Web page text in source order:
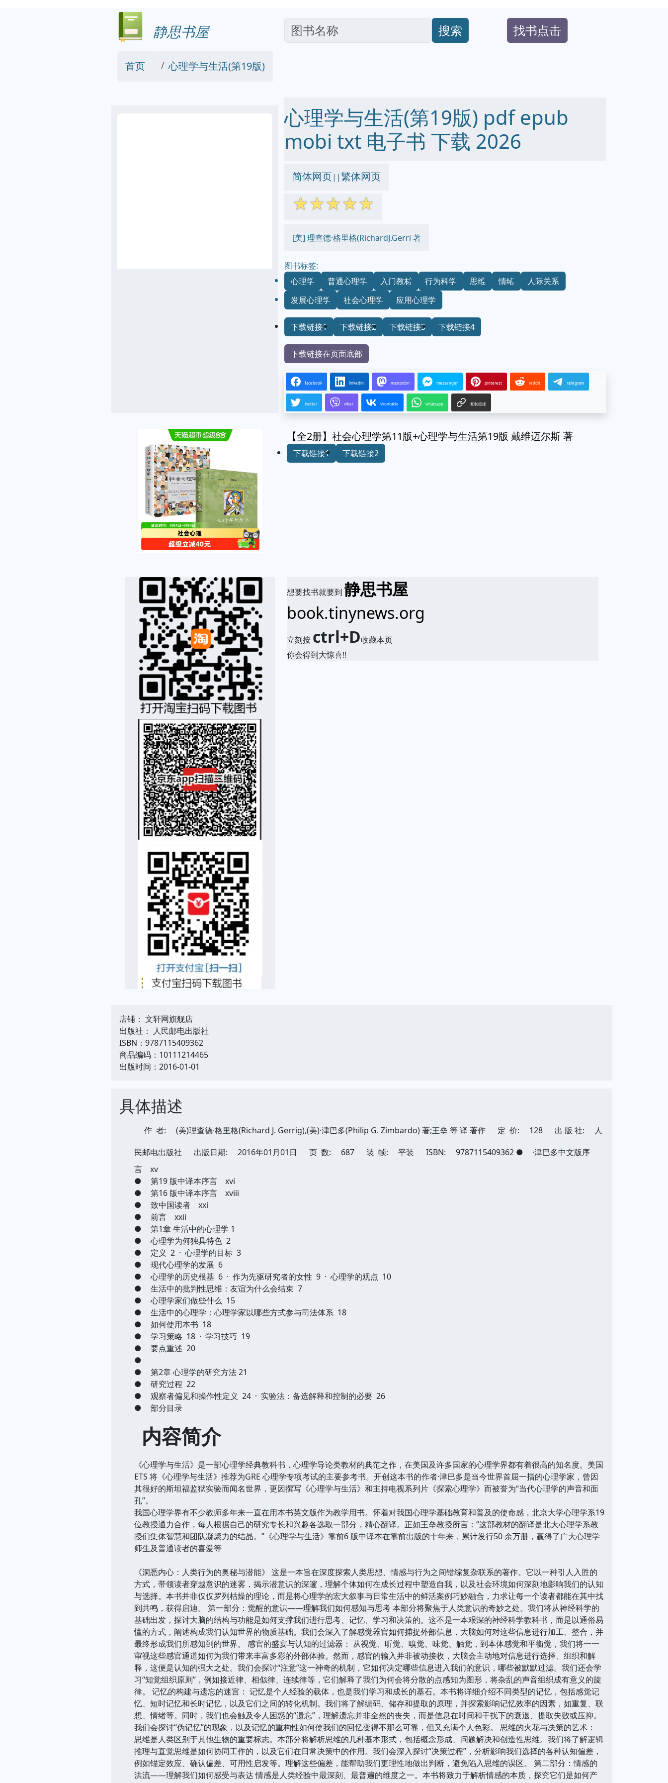
静思书屋 搜索 找书点击
首页 心理学与生活(第19版)
心理学与生活(第19版) pdf epub
mobi txt 电子书 下载 2026
简体网页||繁体网页
☆☆☆☆☆
[美] 理查德·格里格(RichardJ.Gerri 著
图书标签:
心理学
普通心理学 入门教材 行为科学 思维 情绪
人际关系
发展心理学
社会心理学 应用心理学
下载链接1 下载链接2 下载链接3 下载链接4
下载链接在页面底部
facebook linkedin mastodon messenger pinterest reddit telegram
twitter viber vkontakte whatsapp 复制链接
【全2册】社会心理学第11版+心理学与生活第19版 戴维迈尔斯 著
下载链接1 下载链接2
想要找书就要到静思书屋
book.tinynews.org
立刻按 ctrl+D收藏本页
你会得到大惊喜!!
店铺： 文轩网旗舰店
出版社： 人民邮电出版社
ISBN：9787115409362
商品编码：10111214465
出版时间：2016-01-01
具体描述
作 者: (美)理查德·格里格(Richard J. Gerrig),(美)·津巴多(Philip G. Zimbardo) 著;王垒 等 译 著作 定 价: 128 出 版 社:
人
民邮电出版社
出版日期: 2016年01月01日 页 数: 687 装 帧: 平装 ISBN: 9787115409362 ●
·津巴多中文版序
言 xv
●
第19 版中译本序言 xvi
●
第16 版中译本序言 xviii
●
致中国读者 xxi
●
前言 xxii
●
第1章 生活中的心理学 1
●
心理学为何独具特色 2
●
定义 2 · 心理学的目标 3
●
现代心理学的发展 6
●
心理学的历史根基 6 · 作为先驱研究者的女性 9 · 心理学的观点 10
●
生活中的批判性思维：友谊为什么会结束 7
●
心理学家们做些什么 15
●
生活中的心理学：心理学家以哪些方式参与司法体系 18
●
如何使用本书 18
●
学习策略 18 · 学习技巧 19
●
要点重述 20
●
●
第2章 心理学的研究方法 21
●
研究过程 22
●
观察者偏见和操作性定义 24 · 实验法：备选解释和控制的必要 26
●
部分目录
内容简介
《心理学与生活》是一部心理学经典教科书，心理学导论类教材的典范之作，在美国及许多国家的心理学界都有着很高的知名度。美国
ETS 将《心理学与生活》推荐为GRE 心理学专项考试的主要参考书。开创这本书的作者·津巴多是当今世界首屈一指的心理学家，曾因
其很好的斯坦福监狱实验而闻名世界，更因撰写《心理学与生活》和主持电视系列片《探索心理学》而被誉为“当代心理学的声音和面
孔”。
我国心理学界有不少教师多年来一直在用本书英文版作为教学用书。怀着对我国心理学基础教育和普及的使命感，北京大学心理学系19
位教授通力合作，每人根据自己的研究专长和兴趣各选取一部分，精心翻译。正如王垒教授所言：“这部教材的翻译是北大心理学系教
授们集体智慧和团队凝聚力的结晶。”《心理学与生活》靠前6 版中译本在靠前出版的十年来，累计发行50 余万册，赢得了广大心理学
师生及普通读者的喜爱等
《洞悉内心：人类行为的奥秘与潜能》 这是一本旨在深度探索人类思想、情感与行为之间错综复杂联系的著作。它以一种引人入胜的
方式，带领读者穿越意识的迷雾，揭示潜意识的深邃，理解个体如何在成长过程中塑造自我，以及社会环境如何深刻地影响我们的认知
与选择。本书并非仅仅罗列枯燥的理论，而是将心理学的宏大叙事与日常生活中的鲜活案例巧妙融合，力求让每一个读者都能在其中找
到共鸣，获得启迪。 第一部分：觉醒的意识——理解我们如何感知与思考 本部分将聚焦于人类意识的奇妙之处。我们将从神经科学的
基础出发，探讨大脑的结构与功能是如何支撑我们进行思考、记忆、学习和决策的。这不是一本艰深的神经科学教科书，而是以通俗易
懂的方式，阐述构成我们认知世界的物质基础。我们会深入了解感觉器官如何捕捉外部信息，大脑如何对这些信息进行加工、整合，并
最终形成我们所感知到的世界。 感官的盛宴与认知的过滤器： 从视觉、听觉、嗅觉、味觉、触觉，到本体感觉和平衡觉，我们将一一
审视这些感官通道如何为我们带来丰富多彩的外部体验。然而，感官的输入并非被动接收，大脑会主动地对信息进行选择、组织和解
释，这便是认知的强大之处。我们会探讨“注意”这一神奇的机制，它如何决定哪些信息进入我们的意识，哪些被默默过滤。我们还会学
习“知觉组织原则”，例如接近律、相似律、连续律等，它们解释了我们为何会将分散的点感知为图形，将杂乱的声音组织成有意义的旋
律。 记忆的构建与遗忘的迷宫： 记忆是个人经验的载体，也是我们学习和成长的基石。本书将详细介绍不同类型的记忆，包括感觉记
忆、短时记忆和长时记忆，以及它们之间的转化机制。我们将了解编码、储存和提取的原理，并探索影响记忆效率的因素，如重复、联
想、情绪等。同时，我们也会触及令人困惑的“遗忘”，理解遗忘并非全然的丧失，而是信息在时间和干扰下的衰退、提取失败或压抑。
我们会探讨“伪记忆”的现象，以及记忆的重构性如何使我们的回忆变得不那么可靠，但又充满个人色彩。 思维的火花与决策的艺术：
思维是人类区别于其他生物的重要标志。本部分将解析思维的几种基本形式，包括概念形成、问题解决和创造性思维。我们将了解逻辑
推理与直觉思维是如何协同工作的，以及它们在日常决策中的作用。我们会深入探讨“决策过程”，分析影响我们选择的各种认知偏差，
例如锚定效应、确认偏差、可用性启发等。理解这些偏差，能帮助我们更理性地做出判断，避免陷入思维的误区。 第二部分：情感的
洪流——理解我们如何感受与表达 情感是人类经验中最深刻、最普遍的维度之一。本书将致力于解析情感的本质，探究它们是如何产